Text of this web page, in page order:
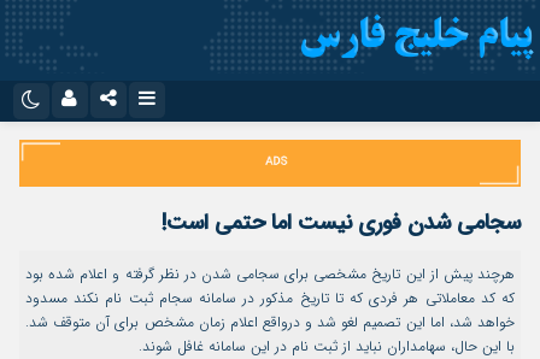
اینستاگرام
تلگرام
سروش
ایتا
نام کاربری یا نشانی ایمیل
رمز عبور
مرا به خاطر بسپار
سجامی شدن فوری نیست اما حتمی است!
هرچند پیش از این تاریخ مشخصی برای سجامی شدن در نظر گرفته و اعلام شده بود
که کد معاملاتی هر فردی که تا تاریخ مذکور در سامانه سجام ثبت نام نکند مسدود
خواهد شد، اما این تصمیم لغو شد و درواقع اعلام زمان مشخص برای آن متوقف شد.
با این حال، سهامداران نباید از ثبت نام در این سامانه غافل شوند.